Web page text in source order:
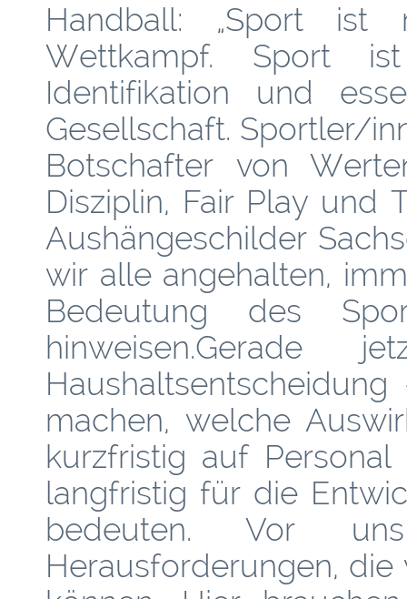
Handball: „Sport
Wettkampf. Sport
Identifikation und
Gesellschaft. Sportler/
Botschafter von
Disziplin, Fair Play und
Aushängeschilder
wir alle angehalten,
Bedeutung des
machen, welche
kurzfristig auf
langfristig für die
bedeuten. Vor
Herausforderungen,